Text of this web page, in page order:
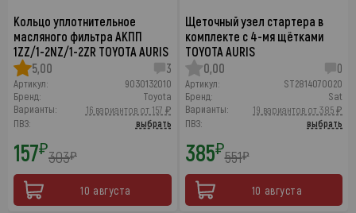
Кольцо уплотнительное
масляного фильтра АКПП
1ZZ/1-2NZ/1-2ZR TOYOTA AURIS
5,00
3
Артикул:
9030132010
Бренд:
Toyota
Варианты:
16 вариантов от 157 ₽
ПВЗ:
выбрать
157₽303₽
10 августа
Щеточный узел cтартера в
комплекте с 4-мя щётками
TOYOTA AURIS
0,00
0
Артикул:
ST2814070020
Бренд:
Sat
Варианты:
19 вариантов от 385 ₽
ПВЗ:
выбрать
385₽551₽
10 августа